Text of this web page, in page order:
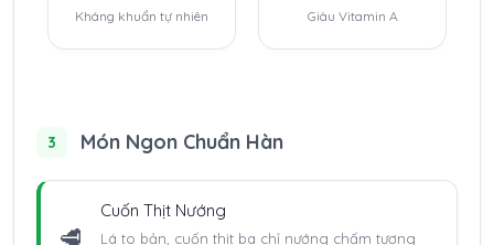
Kháng khuẩn tự nhiên Giàu Vitamin A
3 Món Ngon Chuẩn Hàn
🥩
Cuốn Thịt Nướng
Lá to bản, cuốn thịt ba chỉ nướng chấm tương